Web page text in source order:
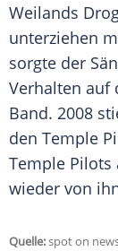
Weilands
unterziehen
sorgte der
Verhalten auf
Band. 2008
den Temple
Temple Pilots
wieder von
Quelle:spot on